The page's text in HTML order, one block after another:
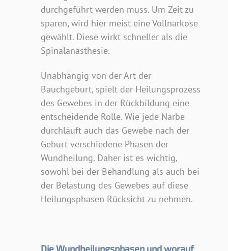
durchgeführt werden muss. Um Zeit zu
sparen, wird hier meist eine Vollnarkose
gewählt. Diese wirkt schneller als die
Spinalanästhesie.
Unabhängig von der Art der
Bauchgeburt, spielt der Heilungsprozess
des Gewebes in der Rückbildung eine
entscheidende Rolle. Wie jede Narbe
durchläuft auch das Gewebe nach der
Geburt verschiedene Phasen der
Wundheilung. Daher ist es wichtig,
sowohl bei der Behandlung als auch bei
der Belastung des Gewebes auf diese
Heilungsphasen Rücksicht zu nehmen.
Die Wundheilungsphasen und worauf